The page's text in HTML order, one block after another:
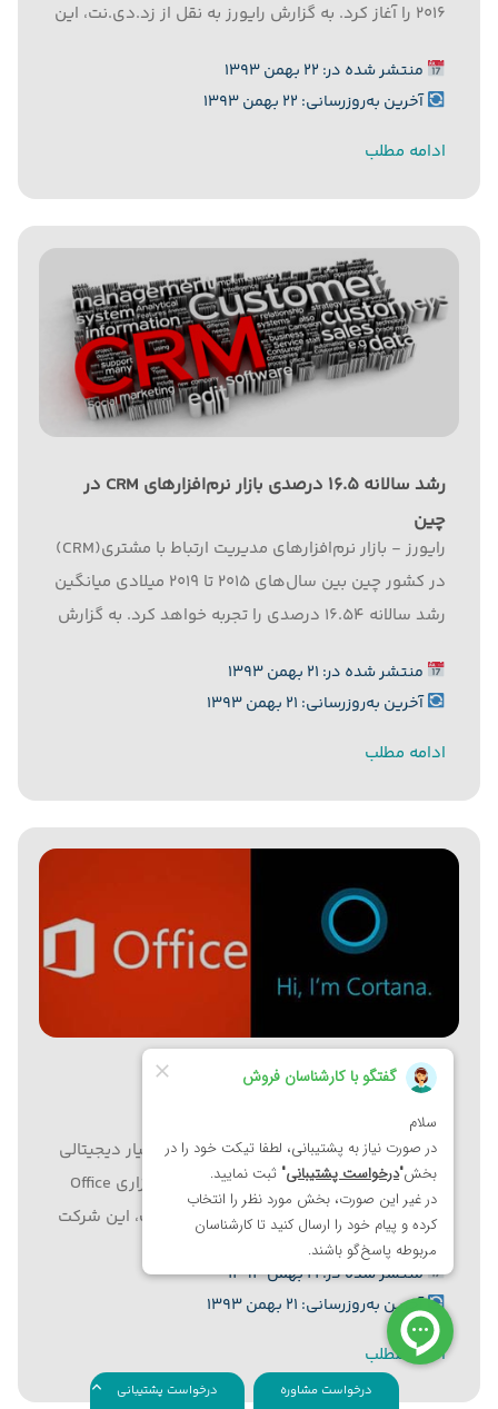
2016 را آغاز کرد. به گزارش رایورز به نقل از زد.دی.نت، این
Technical Preview شناخته می‌شود و مایکروسافت از
تاریخ ۹ فوریه...
منتشر شده در: ۲۲ بهمن ۱۳۹۳
آخرین به‌روزرسانی: ۲۲ بهمن ۱۳۹۳
ادامه مطلب
رشد سالانه ۱۶.۵ درصدی بازار نرم‌افزارهای CRM در
چین
رایورز - بازار نرم‌افزارهای مدیریت ارتباط با مشتری(CRM)
در کشور چین بین سال‌های ۲۰۱۵ تا ۲۰۱۹ میلادی میانگین
رشد سالانه ۱۶.۵۴ درصدی را تجربه خواهد کرد. به گزارش
که سرمایه‌گذاری‌های خود برای توسعه نرم‌افزارهای
CRM...
منتشر شده در: ۲۱ بهمن ۱۳۹۳
آخرین به‌روزرسانی: ۲۱ بهمن ۱۳۹۳
ادامه مطلب
Cortana دستیار دیجیتالی Office می‌شود
رایورز - شرکت مایکروسافت قصد دارد دستیار دیجیتالی
Cortana را در آینده نزدیک به مجموعه نرم‌افزاری Office
اضافه کند. به گزارش رایورز به نقل از دیجیت، این شرکت
Assistant را پشت‌سر می‌گذارد که گفته می‌شود این
محصول برای...
منتشر شده در: ۲۱ بهمن ۱۳۹۳
آخرین به‌روزرسانی: ۲۱ بهمن ۱۳۹۳
ادامه مطلب
درخواست مشاوره درخواست پشتیبانی